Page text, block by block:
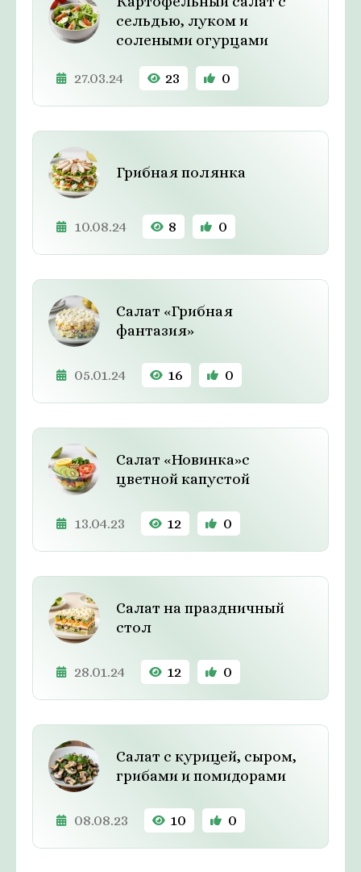
сельдью, луком и
солеными огурцами
27.03.24 23 0
Грибная полянка
10.08.24 8 0
Салат «Грибная
фантазия»
05.01.24 16 0
Салат «Новинка»с
цветной капустой
13.04.23 12 0
Салат на праздничный
стол
28.01.24 12 0
Салат с курицей, сыром,
грибами и помидорами
08.08.23 10 0